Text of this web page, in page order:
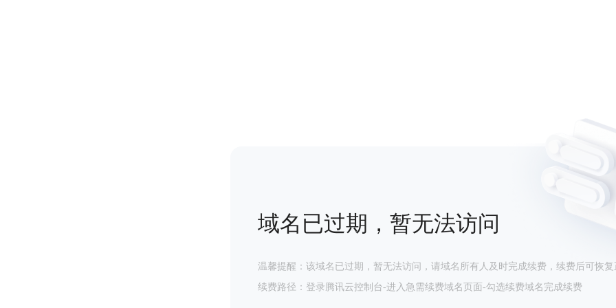
域名已过期，暂无法访问
温馨提醒：该域名已过期，暂无法访问，请域名所有人及时完成续费，续费后可恢复
续费路径：登录腾讯云控制台-进入急需续费域名页面-勾选续费域名完成续费